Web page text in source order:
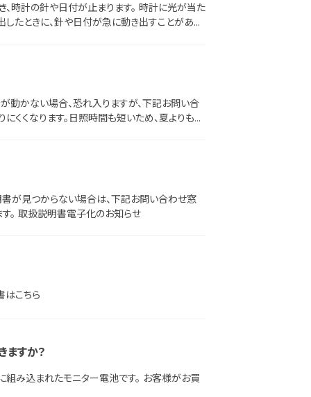
時計の針や日付が止まります。 時計に光が当た
たときに、針や日付が急に動き出すことがあり
動かない場合、恐れ入りますが、下記お問い合
くなります。日照時間も短いため、夏よりも太
が見つからない場合は、下記お問い合わせ窓
。 取扱説明書電子化のお知らせ
はこちら
ますか？
み込まれたモニター電池です。 お客様がお買